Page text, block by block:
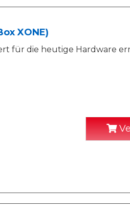
XONE)
für die heutige Hardware